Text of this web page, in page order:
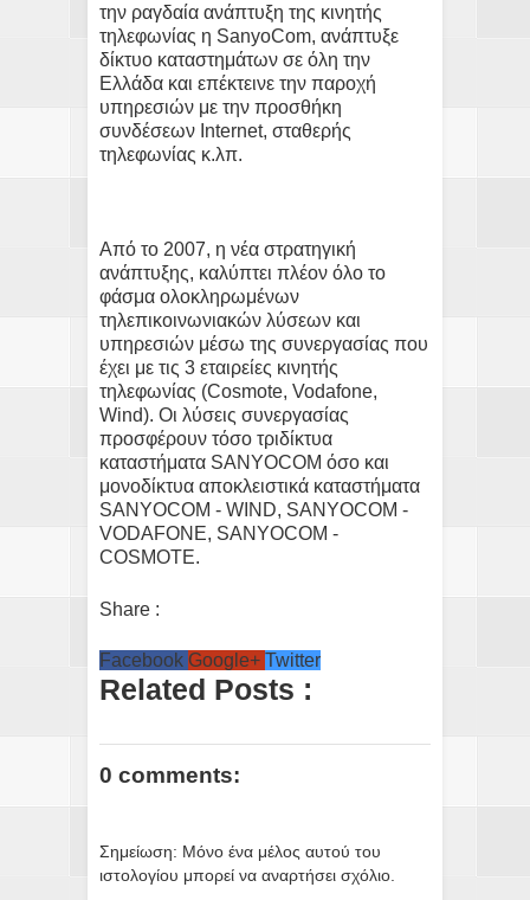
την ραγδαία ανάπτυξη της κινητής
τηλεφωνίας η SanyoCom, ανάπτυξε
δίκτυο καταστημάτων σε όλη την
Ελλάδα και επέκτεινε την παροχή
υπηρεσιών με την προσθήκη
συνδέσεων Internet, σταθερής
τηλεφωνίας κ.λπ.
Από το 2007, η νέα στρατηγική
ανάπτυξης, καλύπτει πλέον όλο το
φάσμα ολοκληρωμένων
τηλεπικοινωνιακών λύσεων και
υπηρεσιών μέσω της συνεργασίας που
έχει με τις 3 εταιρείες κινητής
τηλεφωνίας (Cosmote, Vodafone,
Wind). Οι λύσεις συνεργασίας
προσφέρουν τόσο τριδίκτυα
καταστήματα SANYOCOM όσο και
μονοδίκτυα αποκλειστικά καταστήματα
SANYOCOM - WIND, SANYOCOM -
VODAFONE, SANYOCOM -
COSMOTE.
Share :
Facebook Google+ Twitter
Related Posts :
0 comments:
Σημείωση: Μόνο ένα μέλος αυτού του
ιστολογίου μπορεί να αναρτήσει σχόλιο.